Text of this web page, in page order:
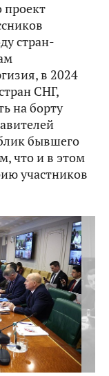
проект
стран-
в 2024
СНГ,
на борту
бывшего
что и в этом
участников